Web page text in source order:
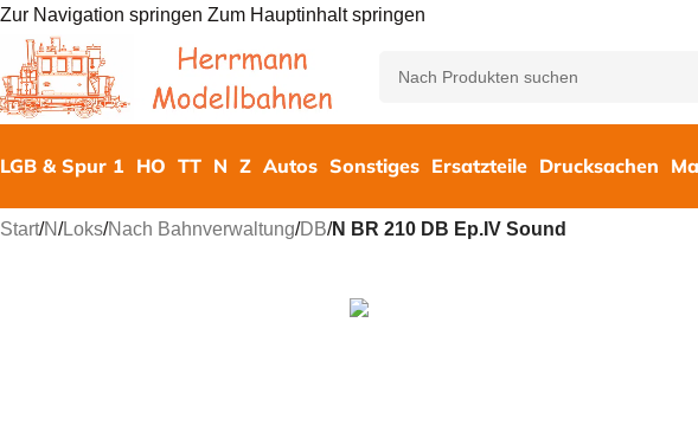
Zur Navigation springen Zum Hauptinhalt springen
LGB & Spur 1 HO TT N Z Autos Sonstiges Ersatzteile Drucksachen
Start/N/Loks/Nach Bahnverwaltung/DB/N BR 210 DB Ep.IV Sound